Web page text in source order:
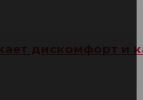
дискомфорт и